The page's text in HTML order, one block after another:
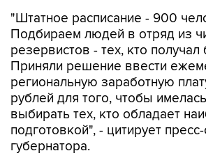
"Штатное расписание - 900
Подбираем людей в отряд из
резервистов - тех, кто
Приняли решение ввести
региональную заработную
рублей для того, чтобы
выбирать тех, кто обладает
подготовкой", - цитирует
губернатора.